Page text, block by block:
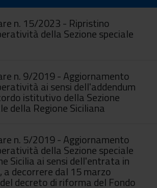
n. 15/2023 - Ripristino
della Sezione speciale
n. 9/2019 - Aggiornamento
ai sensi dell'addendum
istitutivo della Sezione
della Regione Siciliana
n. 5/2019 - Aggiornamento
della Sezione speciale
Sicilia ai sensi dell'entrata in
a decorrere dal 15 marzo
decreto di riforma del Fondo